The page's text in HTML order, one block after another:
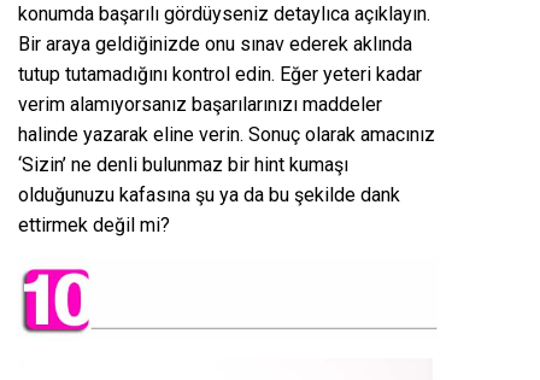
konumda başarılı gördüyseniz detaylıca açıklayın.
Bir araya geldiğinizde onu sınav ederek aklında
tutup tutamadığını kontrol edin. Eğer yeteri kadar
verim alamıyorsanız başarılarınızı maddeler
halinde yazarak eline verin. Sonuç olarak amacınız
‘Sizin’ ne denli bulunmaz bir hint kumaşı
olduğunuzu kafasına şu ya da bu şekilde dank
ettirmek değil mi?